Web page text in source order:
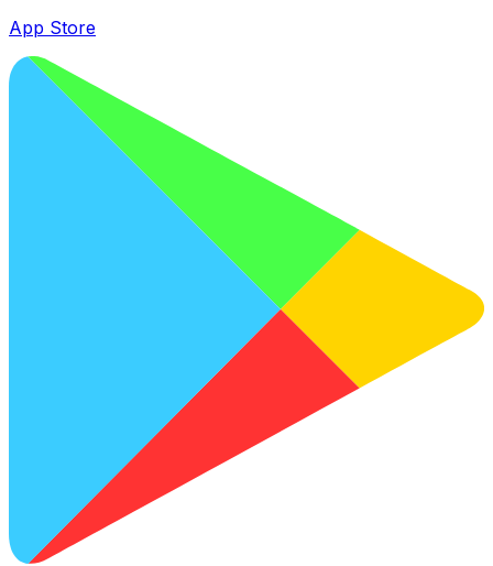
App Store